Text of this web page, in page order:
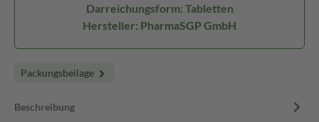
Darreichungsform: Tabletten
Hersteller: PharmaSGP GmbH
Packungsbeilage
Beschreibung